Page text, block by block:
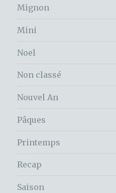
Mignon
Mini
Noel
Non classé
Nouvel An
Pâques
Printemps
Recap
Saison